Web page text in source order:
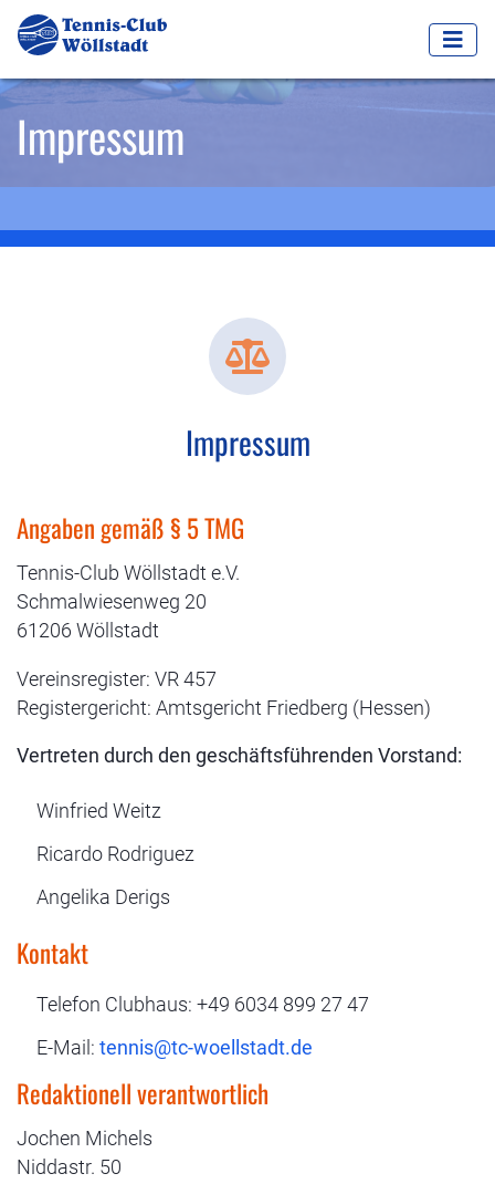
Impressum
Impressum
Angaben gemäß § 5 TMG
Tennis-Club Wöllstadt e.V.
Schmalwiesenweg 20
61206 Wöllstadt
Vereinsregister: VR 457
Registergericht: Amtsgericht Friedberg (Hessen)
Vertreten durch den geschäftsführenden Vorstand:
Winfried Weitz
Ricardo Rodriguez
Angelika Derigs
Kontakt
Telefon Clubhaus: +49 6034 899 27 47
E-Mail:
Redaktionell verantwortlich
Jochen Michels
Niddastr. 50